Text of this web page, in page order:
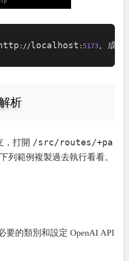
http : //localhost : 5173, 成功
析
，打開 /src/routes/+pa
列範例複製過去執行看看。
要的類別和設定 OpenAI API